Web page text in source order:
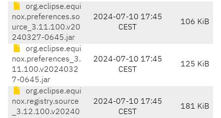
org.eclipse.equi
nox.preferences.so
urce_3.11.100.v20
240327-0645.jar
2024-07-10 17:45
CEST
106 KiB
org.eclipse.equi
nox.preferences_3.
11.100.v2024032
7-0645.jar
2024-07-10 17:45
CEST
125 KiB
org.eclipse.equi
nox.registry.source
_3.12.100.v20240
2024-07-10 17:45
CEST
181 KiB